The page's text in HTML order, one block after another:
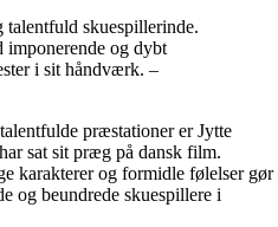
skuespillerinde.
imponerende og dybt
i sit håndværk. –
præstationer er Jytte
sat sit præg på dansk film.
karakterer og formidle følelser gør
og beundrede skuespillere i